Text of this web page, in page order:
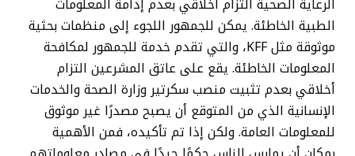
الرعاية الصحية التزام أخلاقي بعدم إدامة المعلومات
الطبية الخاطئة. يمكن للجمهور اللجوء إلى منظمات بحثية
موثوقة مثل KFF، والتي تقدم خدمة للجمهور لمكافحة
المعلومات الخاطئة. يقع على عاتق المشرعين التزام
أخلاقي بعدم تثبيت منصب سكرتير وزارة الصحة والخدمات
الإنسانية الذي من المتوقع أن يصبح مصدرًا غير موثوق
للمعلومات العامة. ولكن إذا تم تأكيده، فمن الأهمية